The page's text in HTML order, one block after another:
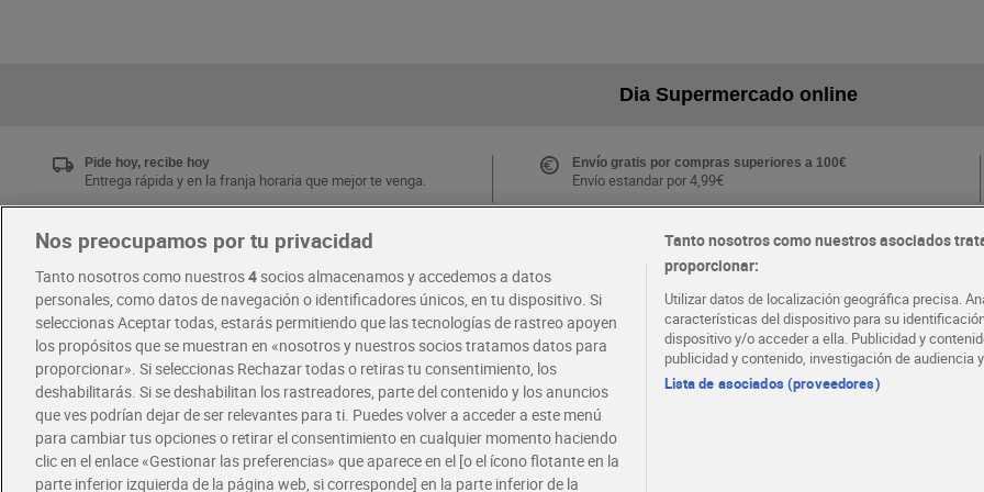
Dia Supermercado online
Pide hoy, recibe hoy
Entrega rápida y en la franja horaria que mejor te venga.
Envío gratis por compras superiores a 100€
Envío estandar por 4,99€
Disfruta las ventajas y ofertas exclusivas.
Descárgate la APP Dia
Folletos y Tiendas
cercana
RECETAS · COMER MEJOR CADA DIA · EMPLEO
Nos preocupamos por tu privacidad
Tanto nosotros como nuestros4socios almacenamos y accedemos a datos
personales, como datos de navegación o identificadores únicos, en tu dispositivo. Si
seleccionas Aceptar todas, estarás permitiendo que las tecnologías de rastreo apoyen
los propósitos que se muestran en «nosotros y nuestros socios tratamos datos para
proporcionar». Si seleccionas Rechazar todas o retiras tu consentimiento, los
deshabilitarás. Si se deshabilitan los rastreadores, parte del contenido y los anuncios
que ves podrían dejar de ser relevantes para ti. Puedes volver a acceder a este menú
para cambiar tus opciones o retirar el consentimiento en cualquier momento haciendo
clic en el enlace «Gestionar las preferencias» que aparece en el [o el ícono flotante en la
parte inferior izquierda de la página web, si corresponde] en la parte inferior de la
Tanto nosotros como nuestros asociados
proporcionar:
Utilizar datos de localización geográfica precisa.
características del dispositivo para su
dispositivo y/o acceder a ella. Publicidad y
publicidad y contenido, investigación de audiencia
Lista de asociados (proveedores)